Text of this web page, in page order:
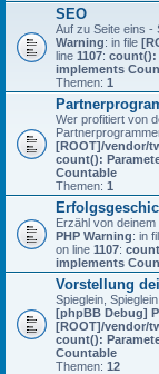
SEO
Auf zu Seite eins -
Warning: in file
line 1107: count():
implements
Themen: 1
Wer profitiert von
[ROOT]/vendor/
count():
Countable
Themen: 1
Erzähl von
PHP Warning: in
on line 1107:
implements
Vorstellung
Spieglein,
[phpBB Debug]
[ROOT]/vendor/
count():
Countable
Themen: 12